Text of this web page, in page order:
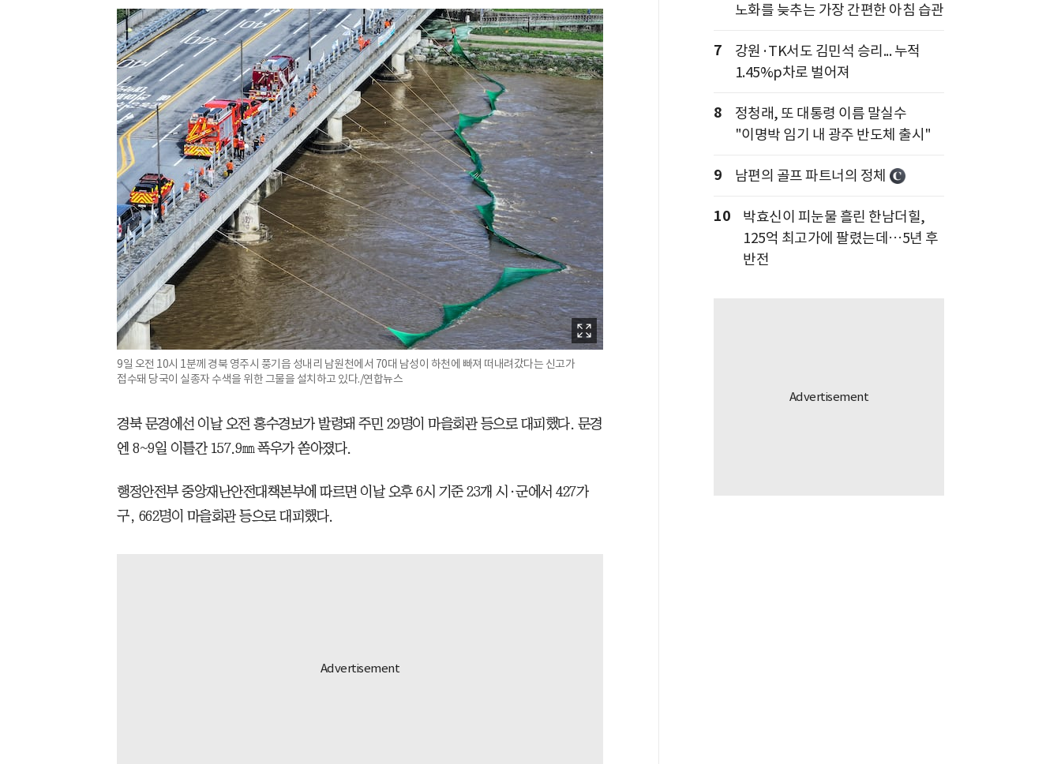
9일 오전 10시 1분께 경북 영주시 풍기읍 성내리 남원천에서 70대 남성이 하천에 빠져 떠내려갔다는 신고가
접수돼 당국이 실종자 수색을 위한 그물을 설치하고 있다./연합뉴스
경북 문경에선 이날 오전 홍수경보가 발령돼 주민 29명이 마을회관 등으로 대피했다. 문경
엔 8~9일 이틀간 157.9㎜ 폭우가 쏟아졌다.
행정안전부 중앙재난안전대책본부에 따르면 이날 오후 6시 기준 23개 시·군에서 427가
구, 662명이 마을회관 등으로 대피했다.
노화를 늦추는 가장 간편한 아침 습관
7
강원·TK서도 김민석 승리... 누적
1.45%p차로 벌어져
8
정청래, 또 대통령 이름 말실수
"이명박 임기 내 광주 반도체 출시"
9 남편의 골프 파트너의 정체
10
박효신이 피눈물 흘린 한남더힐,
125억 최고가에 팔렸는데…5년 후
반전